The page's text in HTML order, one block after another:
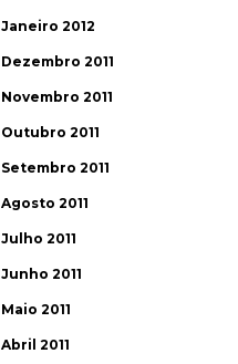
Janeiro 2012
Dezembro 2011
Novembro 2011
Outubro 2011
Setembro 2011
Agosto 2011
Julho 2011
Junho 2011
Maio 2011
Abril 2011